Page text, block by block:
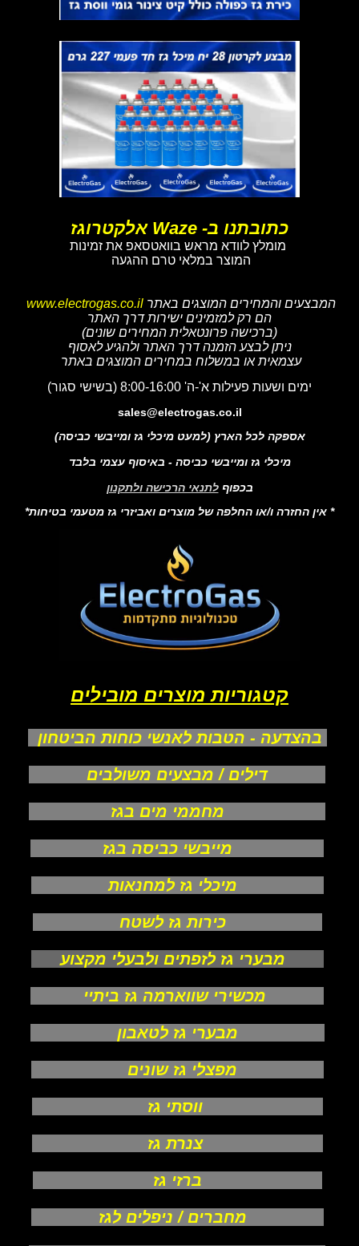
כתובתנו ב- Waze אלקטרוגז
מומלץ לוודא מראש בוואטסאפ את זמינות
המוצר במלאי טרם ההגעה
המבצעים והמחירים המוצגים באתר www.electrogas.co.il
הם רק למזמינים ישירות דרך האתר
(ברכישה פרונטאלית המחירים שונים)
ניתן לבצע הזמנה דרך האתר ולהגיע לאסוף
עצמאית או במשלוח במחירים המוצגים באתר
ימים ושעות פעילות א'-ה' 8:00-16:00 (בשישי סגור)
sales@electrogas.co.il
אספקה לכל הארץ (למעט מיכלי גז ומייבשי כביסה)
מיכלי גז ומייבשי כביסה - באיסוף עצמי בלבד
בכפוף לתנאי הרכישה ולתקנון
* אין החזרה ו/או החלפה של מוצרים ואביזרי גז מטעמי בטיחות*
קטגוריות מוצרים מובילים
בהצדעה - הטבות לאנשי כוחות הביטחון
דילים / מבצעים משולבים
מחממי מים בגז
מייבשי כביסה בגז
מיכלי גז למחנאות
כירות גז לשטח
מבערי גז לזפתים ולבעלי מקצוע
מכשירי שווארמה גז ביתיי
מבערי גז לטאבון
מפצלי גז שונים
ווסתי גז
צנרת גז
ברזי גז
מחברים / ניפלים לגז